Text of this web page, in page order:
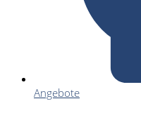
Angebote